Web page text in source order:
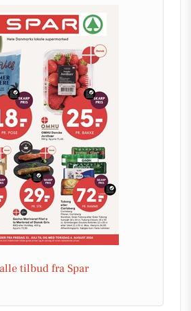
tilbud fra Spar